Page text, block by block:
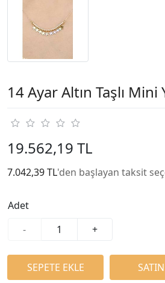
14 Ayar Altın Taşlı Mini
19.562,19 TL
7.042,39 TL'den başlayan taksit
Adet
-
+